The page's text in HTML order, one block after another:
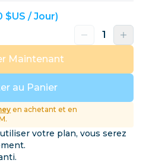
$US / Jour)
au Panier
Maintenant
en achetant et en
votre plan, vous serez